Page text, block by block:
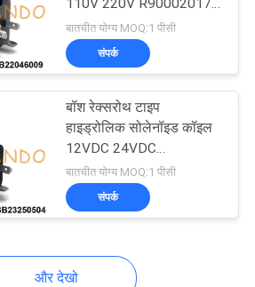
109
110V 220V R900020175
R900071030
बातचीत योग्य MOQ:1 पीसी
संपर्क
बॉश रेक्सरोथ टाइप
हाइड्रोलिक सोलेनॉइड कॉइल
12VDC 24VDC
R900021389
R901370939
बातचीत योग्य MOQ:1 पीसी
संपर्क
और देखो